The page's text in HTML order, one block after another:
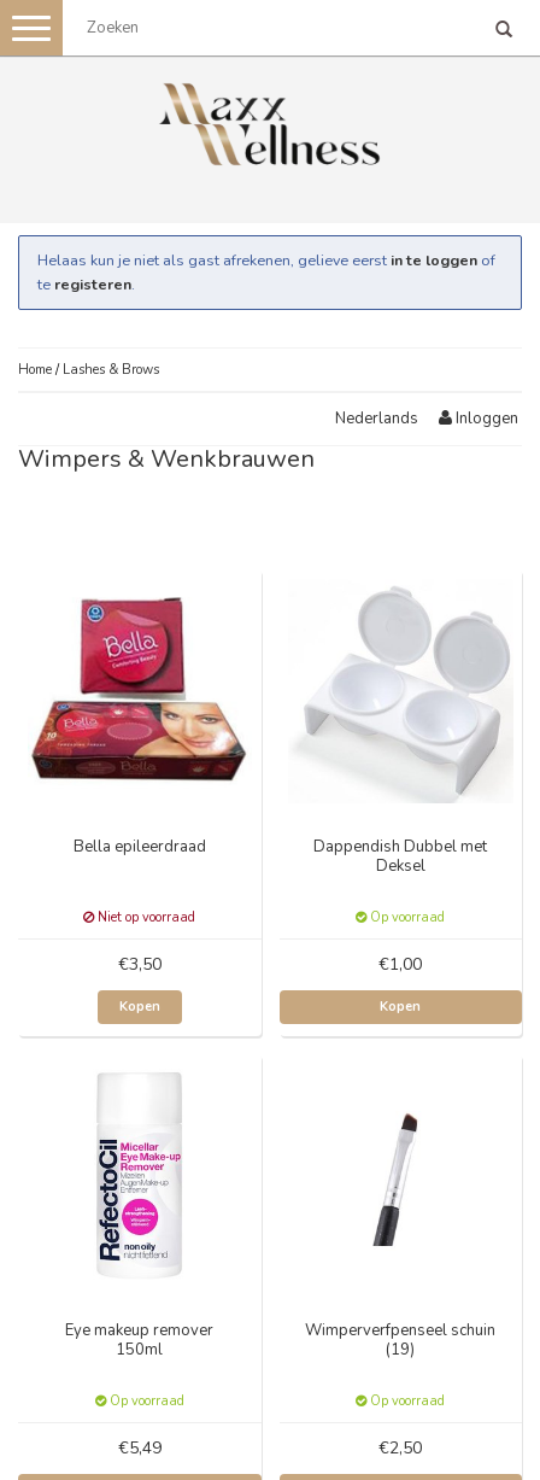
Toggle
navigation
Helaas kun je niet als gast afrekenen, gelieve eerst in te loggen of
te registeren.
Home / Lashes & Brows
Nederlands Inloggen
Wimpers & Wenkbrauwen
Bella epileerdraad
Niet op voorraad
€3,50
Kopen
Dappendish Dubbel met
Deksel
Op voorraad
€1,00
Kopen
Eye makeup remover
150ml
Op voorraad
€5,49
Wimperverfpenseel schuin
(19)
Op voorraad
€2,50